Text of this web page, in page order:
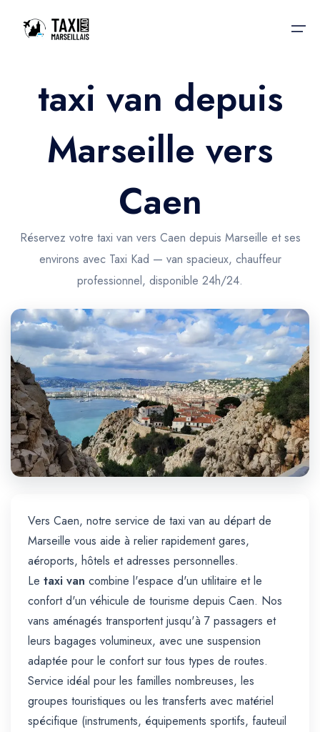
Accueil
Nos services
Nos services
Trajet Gare SNCF
Trajet Port croisière
Trajet Séminaire
Trajet Santé
Trajet Longue Distance
Actualités & évènements
Contactez-nous
taxi van depuis
Marseille vers
Caen
Réservez votre taxi van vers Caen depuis Marseille et ses
environs avec Taxi Kad — van spacieux, chauffeur
professionnel, disponible 24h/24.
Vers Caen, notre service de taxi van au départ de
Marseille vous aide à relier rapidement gares,
aéroports, hôtels et adresses personnelles.
Le taxi van combine l'espace d'un utilitaire et le
confort d'un véhicule de tourisme depuis Caen. Nos
vans aménagés transportent jusqu'à 7 passagers et
leurs bagages volumineux, avec une suspension
adaptée pour le confort sur tous types de routes.
Service idéal pour les familles nombreuses, les
groupes touristiques ou les transferts avec matériel
spécifique (instruments, équipements sportifs, fauteuil